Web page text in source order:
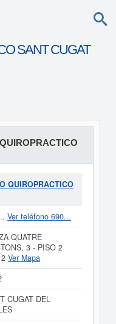
SANT CUGAT
QUIROPRACTICO
Ver teléfono 690...
QUATRE
3 - PISO 2
Ver Mapa
CUGAT DEL